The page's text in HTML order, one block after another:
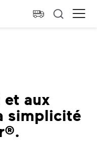
aux
simplicité